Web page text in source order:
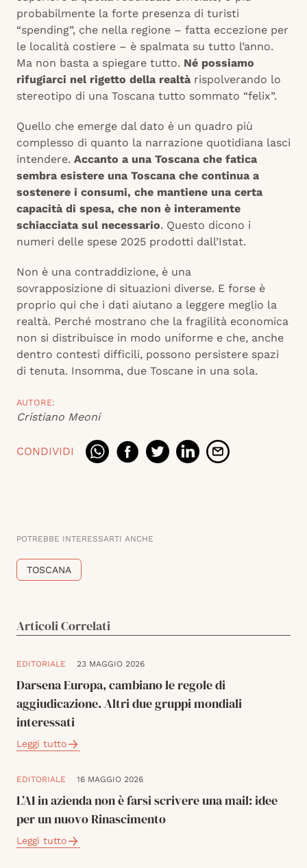
probabilmente la forte presenza di turisti
“spending”, che nella regione – fatta eccezione per
le località costiere – è spalmata su tutto l’anno.
Ma non basta a spiegare tutto. Né possiamo
rifugiarci nel rigetto della realtà rispolverando lo
stereotipo di una Toscana tutto sommato “felix”.
Quello che emerge dal dato è un quadro più
complesso di quanto la narrazione quotidiana lasci
intendere. Accanto a una Toscana che fatica
sembra esistere una Toscana che continua a
sostenere i consumi, che mantiene una certa
capacità di spesa, che non è interamente
schiacciata sul necessario. Questo dicono i
numeri delle spese 2025 prodotti dall’Istat.
Non è una contraddizione, è una
sovrapposizione di situazioni diverse. E forse è
proprio qui che i dati aiutano a leggere meglio la
realtà. Perché mostrano che la fragilità economica
non si distribuisce in modo uniforme e che, anche
dentro contesti difficili, possono persistere spazi
di tenuta. Insomma, due Toscane in una sola.
AUTORE:
Cristiano Meoni
CONDIVIDI
POTREBBE INTERESSARTI ANCHE
TOSCANA
Articoli Correlati
EDITORIALE 23 MAGGIO 2026
Darsena Europa, cambiano le regole di
aggiudicazione. Altri due gruppi mondiali
interessati
Leggi tutto
EDITORIALE 16 MAGGIO 2026
L’AI in azienda non è farsi scrivere una mail: idee
per un nuovo Rinascimento
Leggi tutto